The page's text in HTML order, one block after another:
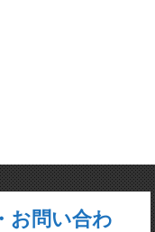
お問い合わ